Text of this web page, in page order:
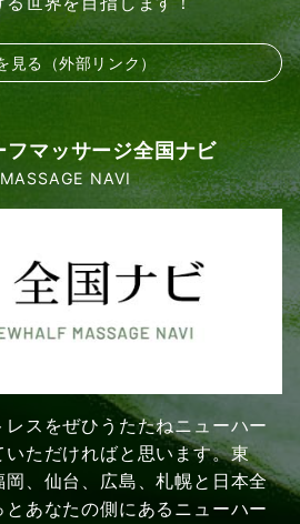
見る（外部リンク）
フマッサージ全国ナビ
NAVI
スをぜひうたたねニューハー
ただければと思います。東
、仙台、広島、札幌と日本全
あなたの側にあるニューハー